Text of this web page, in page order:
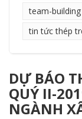
team-building
tin tức thép
DỰ BÁO
QUÝ II-
NGÀNH